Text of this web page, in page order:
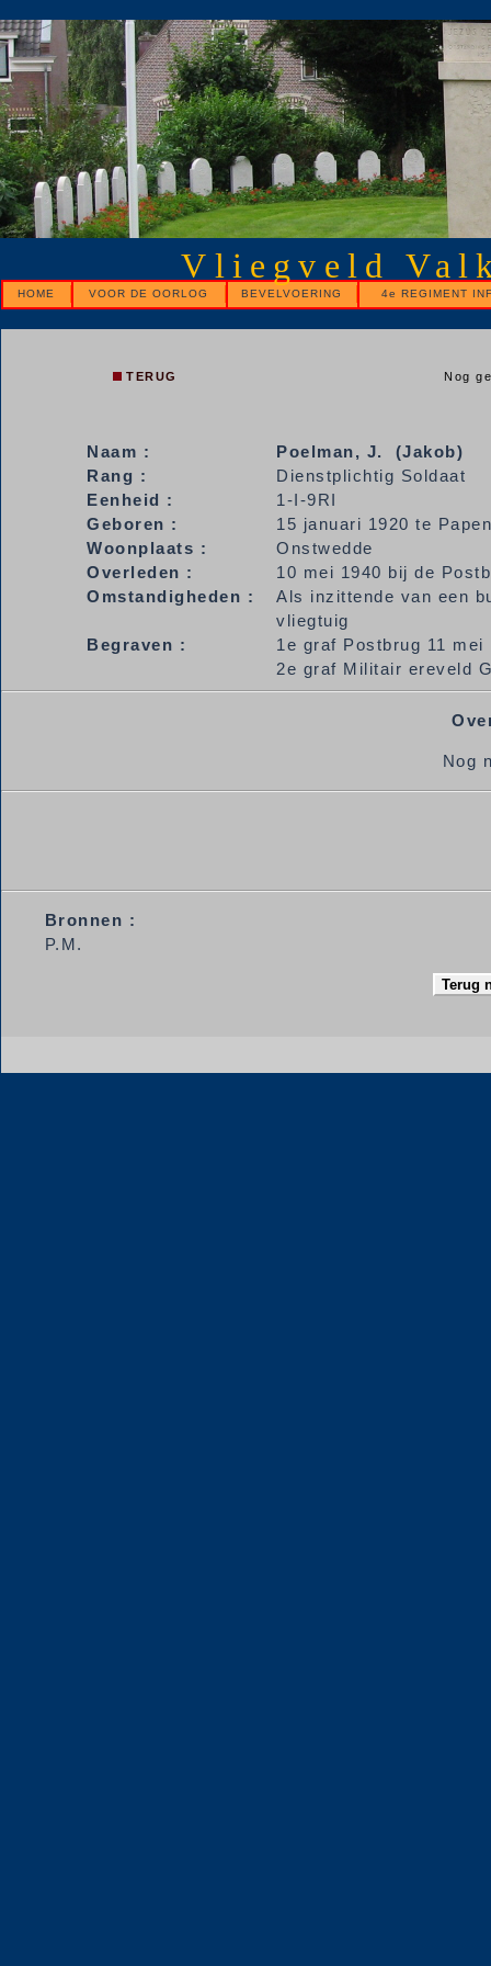
Vliegveld
HOME VOOR DE OORLOG BEVELVOERING 4e REGIMENT
TERUG Nog
Naam : Poelman, J. (Jakob)
Rang :
Dienstplichtig Soldaat
Eenheid :
1-I-9RI
Geboren :
15 januari 1920 te
Woonplaats :
Onstwedde
Overleden :
10 mei 1940 bij de
Omstandigheden :
Als inzittende van een
vliegtuig
Begraven :
1e graf Postbrug 11 mei
2e graf Militair ereveld
Nog
Bronnen :
P.M.